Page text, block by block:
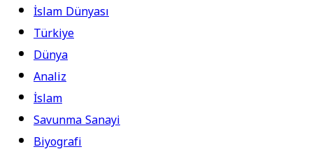
İslam Dünyası
Türkiye
Dünya
Analiz
İslam
Savunma Sanayi
Biyografi